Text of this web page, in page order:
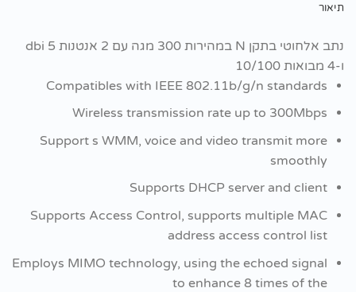
תיאור
נתב אלחוטי בתקן N במהירות 300 מגה עם 2 אנטנות 5 dbi
ו-4 מבואות 10/100
Compatibles with IEEE 802.11b/g/n standards
Wireless transmission rate up to 300Mbps
Support s WMM, voice and video transmit more
smoothly
Supports DHCP server and client
Supports Access Control, supports multiple MAC
address access control list
Employs MIMO technology, using the echoed signal
to enhance 8 times of the